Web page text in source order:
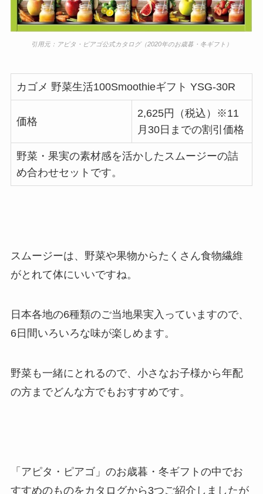
引用元：アピタ・ピアゴ公式カタログ（2020年のお歳暮・冬ギフト）
カゴメ 野菜生活100Smoothieギフト YSG-30R
価格
2,625円（税込）※11
月30日までの割引価格
野菜・果実の素材感を活かしたスムージーの詰
め合わせセットです。
スムージーは、野菜や果物からたくさん食物繊維
がとれて体にいいですね。
日本各地の6種類のご当地果実入っていますので、
6日間いろいろな味が楽しめます。
野菜も一緒にとれるので、 小さなお子様から年配
の方までどんな方でもおすすめです。
「アピタ・ピアゴ」のお歳暮・冬ギフトの中でお
すすめのものをカタログから3つご紹介しましたが